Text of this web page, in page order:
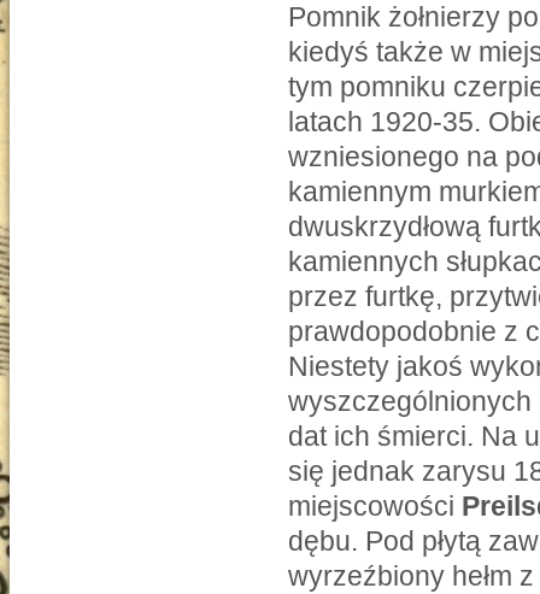
Pomnik żołnierzy
kiedyś także w
tym pomniku
latach 1920-35.
wzniesionego na
kamiennym
dwuskrzydłową
kamiennych
przez furtkę,
prawdopodobnie z
Niestety jakoś
wyszczególnionych
dat ich śmierci. Na
się jednak zarysu
miejscowości
dębu. Pod płytą
wyrzeźbiony hełm